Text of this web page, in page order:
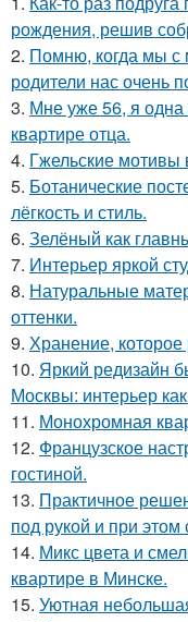
рождения, решив
2. Помню, когда мы с
родители нас очень
3. Мне уже 56, я одна
квартире отца.
4. Гжельские мотивы
5. Ботанические
лёгкость и стиль.
6. Зелёный как
7. Интерьер яркой
8. Натуральные
оттенки.
9. Хранение, которое
10. Яркий редизайн
Москвы: интерьер
11. Монохромная
12. Французское
гостиной.
13. Практичное
под рукой и при этом
14. Микс цвета и
квартире в Минске.
15. Уютная